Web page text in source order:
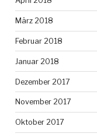
März 2018
Februar 2018
Januar 2018
Dezember 2017
November 2017
Oktober 2017